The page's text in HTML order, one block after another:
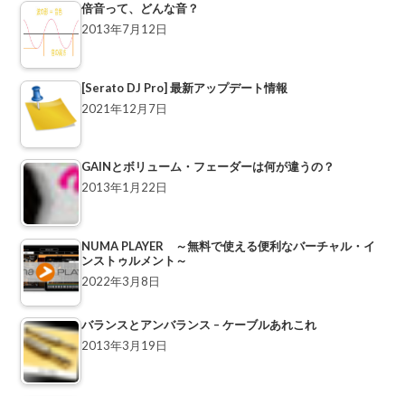
倍音って、どんな音？
2013年7月12日
[Serato DJ Pro] 最新アップデート情報
2021年12月7日
GAINとボリューム・フェーダーは何が違うの？
2013年1月22日
NUMA PLAYER ～無料で使える便利なバーチャル・イ
ンストゥルメント～
2022年3月8日
バランスとアンバランス – ケーブルあれこれ
2013年3月19日